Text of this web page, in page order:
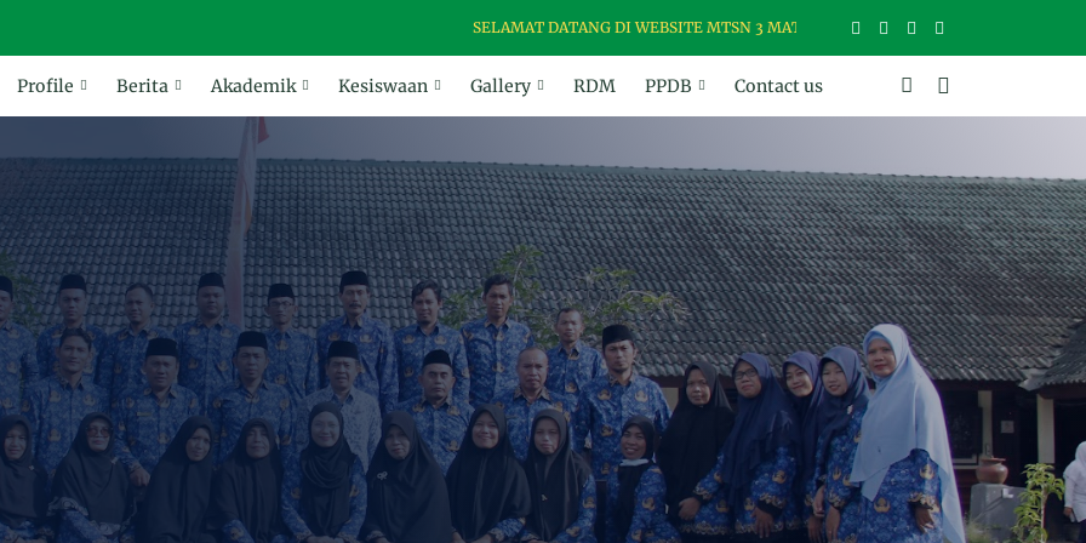
SELAMAT DATANG DI WEBSITE MTSN 3 MATARAM, MADRASAH USWAH (UNGGUL,
Profile Berita Akademik Kesiswaan Gallery RDM PPDB Contact us